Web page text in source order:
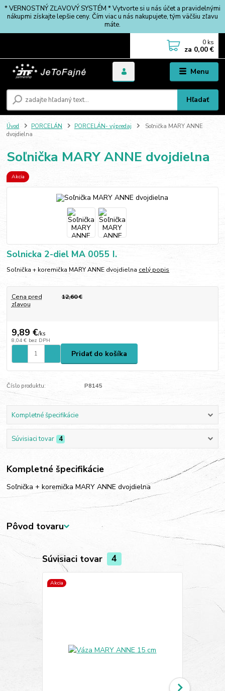
* VERNOSTNÝ ZĽAVOVÝ SYSTÉM * Vytvorte si u nás účet a pravidelnými
nákupmi získajte lepšie ceny. Čím viac u nás nakupujete, tým väčšiu zľavu
máte.
Menu
Hľadať
0 ks
za 0,00 €
Úvod PORCELÁN PORCELÁN- výpredaj
Soľnička MARY ANNE
dvojdielna
Soľnička MARY ANNE dvojdielna
Akcia
Solnicka 2-diel MA 0055 I.
Soľnička + koremička MARY ANNE dvojdielna celý popis
Cena pred
zľavou
12,60 €
9,89 €/ks
8,04 € bez DPH
Pridať do košíka
Číslo produktu: P8145
Kompletné špecifikácie
Súvisiaci tovar 4
Kompletné špecifikácie
Soľnička + koremička MARY ANNE dvojdielna
Pôvod tovaru
Súvisiaci tovar 4
Akcia